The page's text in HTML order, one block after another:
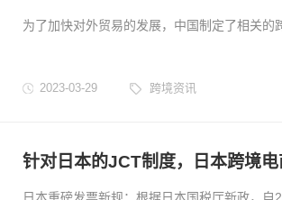
为了加快对外贸易的发展，中国制定了相关
流发展的重要因素。...
2023-03-29 跨境资讯
针对日本的JCT制度，日本跨境